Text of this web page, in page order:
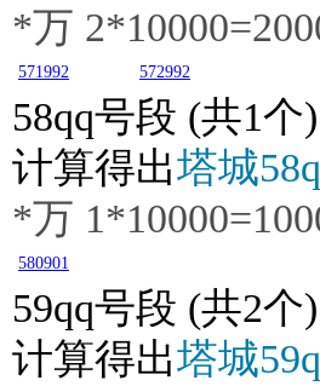
*万
571992 572992
58qq号段 (共1个
计算得出塔城
*万
580901
59qq号段 (共2个
计算得出塔城